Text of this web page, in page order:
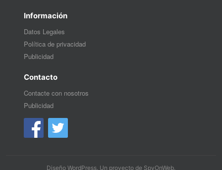
Información
Datos Legales
Política de privacidad
Publicidad
Contacto
Contacte con nosotros
Publicidad
Diseño WordPress. Un proyecto de SpyOnWeb.